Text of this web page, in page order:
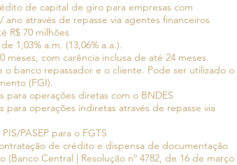
de capital de giro para empresas com
através de repasse via agentes financeiros
R$ 70 milhões
1,03% a.m. (13,06% a.a.).
meses, com carência inclusa de até 24 meses.
o banco repassador e o cliente. Pode ser utilizado o
(FGI).
para operações diretas com o BNDES
para operações indiretas através de repasse via
PASEP para o FGTS
de crédito e dispensa de documentação
Central | Resolução nº 4782, de 16 de março